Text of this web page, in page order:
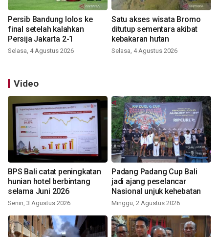
Persib Bandung lolos ke
final setelah kalahkan
Persija Jakarta 2-1
Selasa, 4 Agustus 2026
Satu akses wisata Bromo
ditutup sementara akibat
kebakaran hutan
Selasa, 4 Agustus 2026
Video
BPS Bali catat peningkatan
hunian hotel berbintang
selama Juni 2026
Senin, 3 Agustus 2026
Padang Padang Cup Bali
jadi ajang peselancar
Nasional unjuk kehebatan
Minggu, 2 Agustus 2026